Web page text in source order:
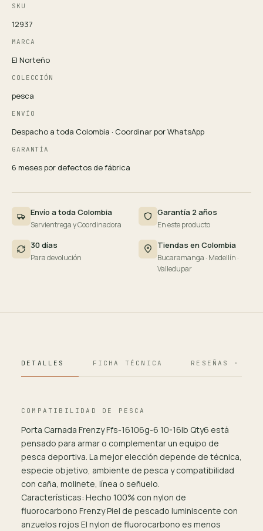
SKU
12937
MARCA
El Norteño
COLECCIÓN
pesca
ENVÍO
Despacho a toda Colombia · Coordinar por WhatsApp
GARANTÍA
6 meses por defectos de fábrica
Envío a toda Colombia
Servientrega y Coordinadora
Garantía 2 años
En este producto
30 días
Para devolución
Tiendas en Colombia
Bucaramanga · Medellín ·
Valledupar
DETALLES FICHA TÉCNICA RESEÑAS · 124
COMPATIBILIDAD DE PESCA
Porta Carnada Frenzy Ffs-16106g-6 10-16lb Qty6 está
pensado para armar o complementar un equipo de
pesca deportiva. La mejor elección depende de técnica,
especie objetivo, ambiente de pesca y compatibilidad
con caña, molinete, línea o señuelo.
Características: Hecho 100% con nylon de
fluorocarbono Frenzy Piel de pescado luminiscente con
anzuelos rojos El nylon de fluorocarbono es menos